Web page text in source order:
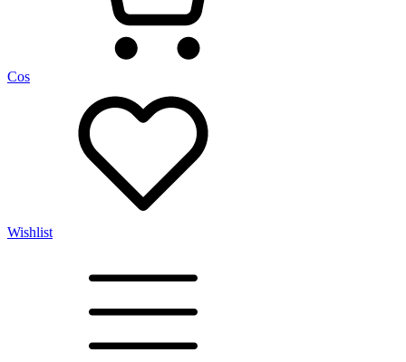
Cos
Wishlist